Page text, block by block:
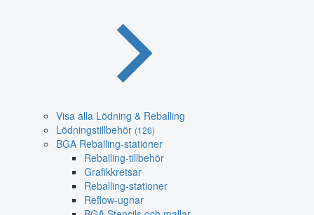
Visa alla Lödning & Reballing
Lödningstillbehör (126)
BGA Reballing-stationer
Reballing-tillbehör
Grafikkretsar
Reballing-stationer
Reflow-ugnar